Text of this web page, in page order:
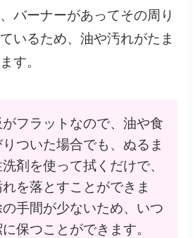
バーナーがあってその周り
いるため、油や汚れがたま
す。
フラットなので、油や食
ついた場合でも、ぬるま
剤を使って拭くだけで、
を落とすことができま
手間が少ないため、いつ
保つことができます。